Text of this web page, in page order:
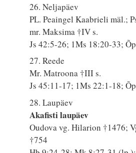
26. Neljapäev
PL. Peaingel Kaabrieli mäl.;
mr. Maksima †IV s.
Js 42:5-26; 1Ms 18:20-33;
27. Reede
Mr. Matroona †III s.
Js 45:11-17; 1Ms 22:1-18;
28. Laupäev
Akafisti laupäev
Oudova vg. Hilarion †1476;
†754